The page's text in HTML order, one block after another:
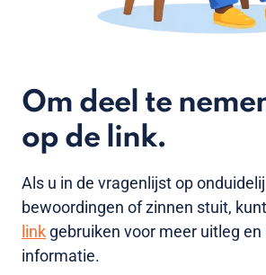
Om deel te
op de link.
Als u in de vragenlijst op
bewoordingen of zinnen stuit,
link gebruiken voor meer uitleg
informatie.